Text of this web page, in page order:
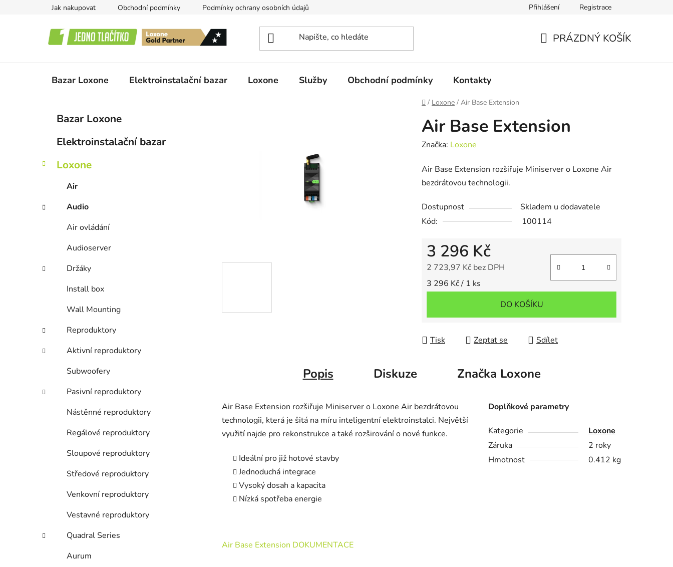
Jak nakupovat Obchodní podmínky Podmínky ochrany osobních údajů Přihlášení Registrace
PRÁZDNÝ KOŠÍK
Bazar Loxone Elektroinstalační bazar Loxone Služby Obchodní podmínky Kontakty
Domů
/ Loxone / Air Base Extension
r
n
e
Přeskočit
kategorie
o
Bazar Loxone
Elektroinstalační bazar
Loxone
Air
Audio
Air ovládání
Audioserver
Držáky
Install box
Wall Mounting
Reproduktory
Aktivní reproduktory
Subwoofery
Pasivní reproduktory
Nástěnné reproduktory
Regálové reproduktory
Sloupové reproduktory
Středové reproduktory
Venkovní reproduktory
Vestavné reproduktory
Quadral Series
Aurum
Air Base Extension
Značka: Loxone
Air Base Extension rozšiřuje Miniserver o Loxone Air
bezdrátovou technologii.
Dostupnost
Skladem u dodavatele
Kód:
100114
3 296 Kč
2 723,97 Kč bez DPH
Měrná cena:
3 296 Kč / 1 ks
DO KOŠÍKU
Tisk Zeptat se Sdílet
Popis Diskuze Značka Loxone
Air Base Extension rozšiřuje Miniserver o Loxone Air bezdrátovou
technologii, která je šitá na míru inteligentní elektroinstalci. Největší
využití najde pro rekonstrukce a také rozširování o nové funkce.
Ideální pro již hotové stavby
Jednoduchá integrace
Vysoký dosah a kapacita
Nízká spotřeba energie
Air Base Extension DOKUMENTACE
Doplňkové parametry
Kategorie
Loxone
Záruka
2 roky
Hmotnost
0.412 kg